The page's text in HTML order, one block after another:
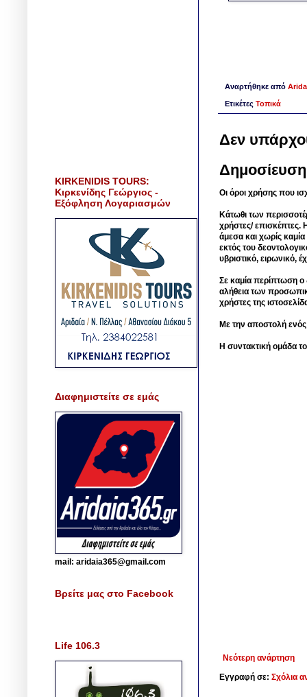
Αναρτήθηκε από
Ετικέτες Τοπικά
Δεν
Οι όροι χρήσης που
Κάτωθι των
χρήστες/ επισκέπτες.
άμεσα και χωρίς
εκτός του
υβριστικό, ειρωνικό,
Σε καμία περίπτωση ο
αλήθεια των
χρήστες της
Με την αποστολή
Η συντακτική ομάδα
Νεότερη ανάρτηση
Εγγραφή σε: Σχόλια
KIRKENIDIS TOURS:
Κιρκενίδης Γεώργιος -
Εξόφληση Λογαριασμών
Διαφημιστείτε σε εμάς
mail: aridaia365@gmail.com
Βρείτε μας στο Facebook
Life 106.3